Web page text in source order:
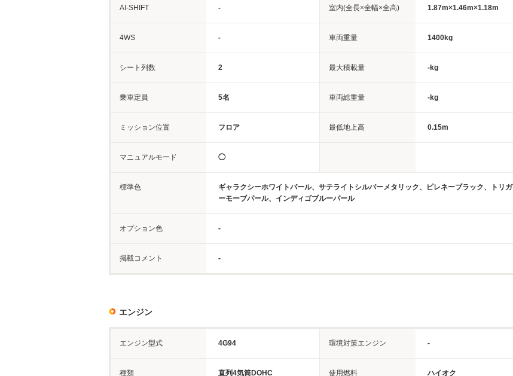
AI-SHIFT - 室内(全長×全幅×全高) 1.87m×1.46m×1.18m
4WS - 車両重量 1400kg
シート列数 2 最大積載量 -kg
乗車定員 5名 車両総重量 -kg
ミッション位置 フロア 最低地上高 0.15m
マニュアルモード ◯
標準色
ギャラクシーホワイトパール、サテライトシルバーメタリック、ピレネーブラック、トリガ
ーモーブパール、インディゴブルーパール
オプション色 -
掲載コメント -
エンジン
エンジン型式 4G94 環境対策エンジン -
種類 直列4気筒DOHC 使用燃料 ハイオク